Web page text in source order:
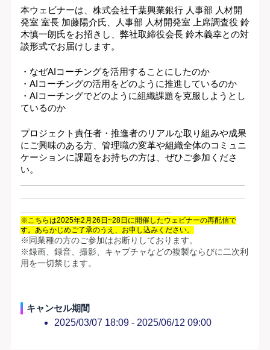
本ウェビナーは、株式会社千葉興業銀行 人事部 人材開
発室 室長 加藤陽介氏、人事部 人材開発室 上席調査役 鈴
木慎一朗氏をお招きし、弊社取締役会長 鈴木義幸との対
談形式でお届けします。
・なぜAIコーチングを活用することにしたのか
・AIコーチングの活用をどのように推進しているのか
・AIコーチングでどのように組織課題を克服しようとし
ているのか
プロジェクト責任者・推進者のリアルな取り組みや成果
にご興味のある方、管理職の変革や組織全体のコミュニ
ケーションに課題をお持ちの方は、ぜひご参加くださ
い。
※こちらは2025年2月26日~28日に開催したウェビナーの再配信で
す。あらかじめご了承のうえ、お申し込みください。
※同業種の方のご参加はお断りしております。
※録画、録音、撮影、キャプチャなどの複製ならびに二次利
用を一切禁じます。
キャンセル期間
2025/03/07 18:09 - 2025/06/12 09:00